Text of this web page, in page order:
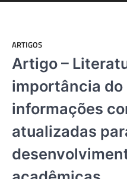
ARTIGOS
Artigo –
importância do
informações
atualizadas